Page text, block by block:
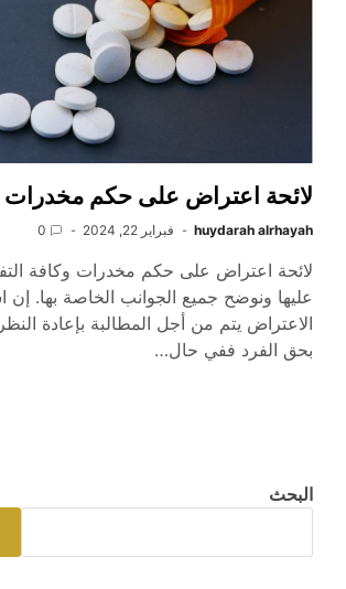
لائحة اعتراض على حكم مخدرات
huydarah alrhayah فبراير 22, 2024 0
لائحة اعتراض على حكم مخدرات وكافة
عليها ونوضح جميع الجوانب الخاصة بها. إن
الاعتراض يتم من أجل المطالبة بإعادة
بحق الفرد ففي حال…
البحث